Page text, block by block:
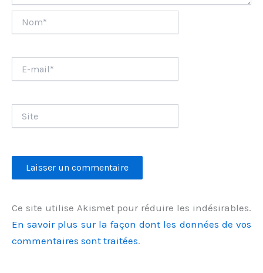
mail*
Ce site utilise Akismet pour réduire les indésirables.
En savoir plus sur la façon dont les données de vos
commentaires sont traitées.